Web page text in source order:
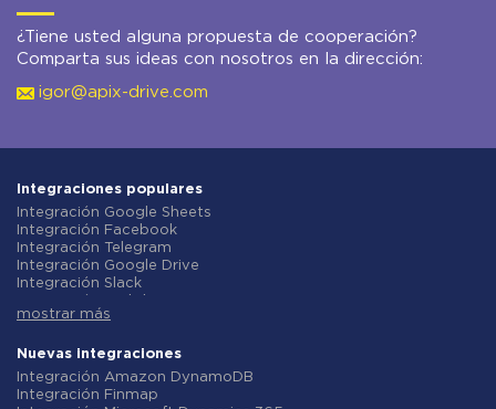
¿Tiene usted alguna propuesta de cooperación?
Comparta sus ideas con nosotros en la dirección:
igor@apix-drive.com
Integraciones populares
Integración Google Sheets
Integración Facebook
Integración Telegram
Integración Google Drive
Integración Slack
Integración Gmail
Integración ClickUp
Integración Airtable
Integración Google Contacts
mostrar más
Nuevas integraciones
Integración Amazon DynamoDB
Integración Finmap